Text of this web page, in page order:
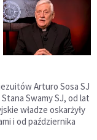
Arturo Sosa SJ
Swamy SJ, od lat
władze oskarżyły
i od października